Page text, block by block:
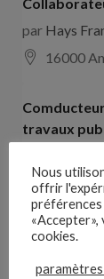
par Hays
16000
travaux
les
28000€
Nous
offrir
préférences
«Accepter»,
cookies.